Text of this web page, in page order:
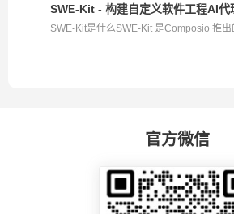
SWE-Kit - 构建自定义软件工程AI代
SWE-Kit是什么SWE-Kit 是Composio 推
官方微信